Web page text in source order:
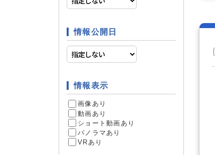
情報公開日
情報表示
画像あり
動画あり
ショート動画あり
パノラマあり
VRあり
リフォーム